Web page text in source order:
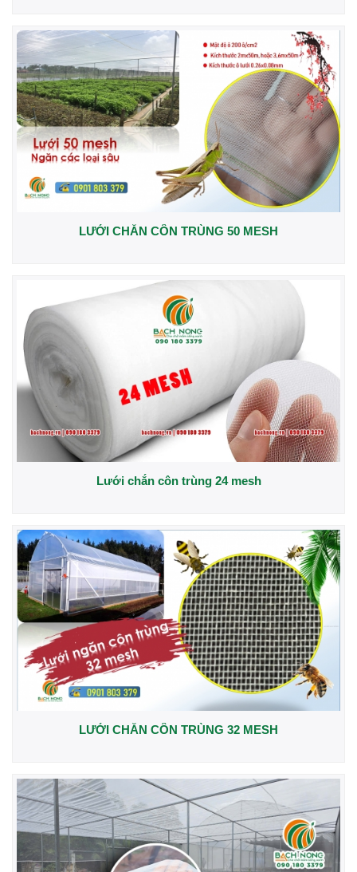
LƯỚI CHẮN CÔN TRÙNG 50 MESH
Lưới chắn côn trùng 24 mesh
LƯỚI CHẮN CÔN TRÙNG 32 MESH